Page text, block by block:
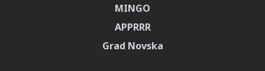
MINGO
APPRRR
Grad Novska